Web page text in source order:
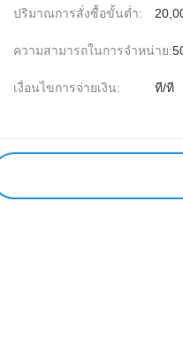
ปริมาณการสั่งซื้อขั้นต่ำ:
ความสามารถในการจําหน่าย:
เงื่อนไขการจ่ายเงิน: ที/ที